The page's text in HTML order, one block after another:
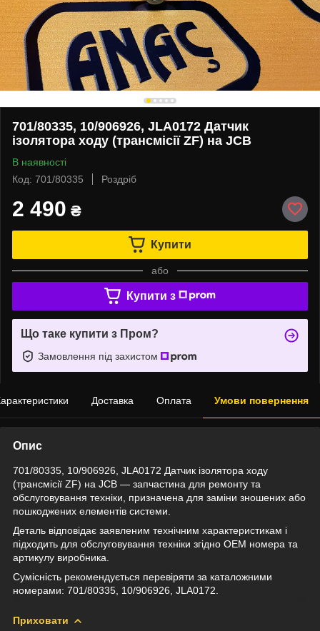
701/80335, 10/906926, JLA0172 Датчик
ізолятора ходу (трансмісії ZF) на JCB
В наявності
Код: 701/80335
Роздріб
2 490 ₴
Купити
або
Купити з
Що таке купити з Пром?
Замовлення під захистом
Доставка Оплата Умови повернення
Опис
701/80335, 10/906926, JLA0172 Датчик ізолятора ходу
(трансмісії ZF) на JCB — запчастина для ремонту та
обслуговування техніки, призначена для заміни зношених або
пошкоджених елементів системи.
Деталь відповідає заявленим технічним характеристикам і
підходить для обслуговування техніки згідно OEM номера та
артикулу виробника.
Сумісність рекомендується перевіряти за каталожними
номерами: 701/80335, 10/906926, JLA0172.
Приховати